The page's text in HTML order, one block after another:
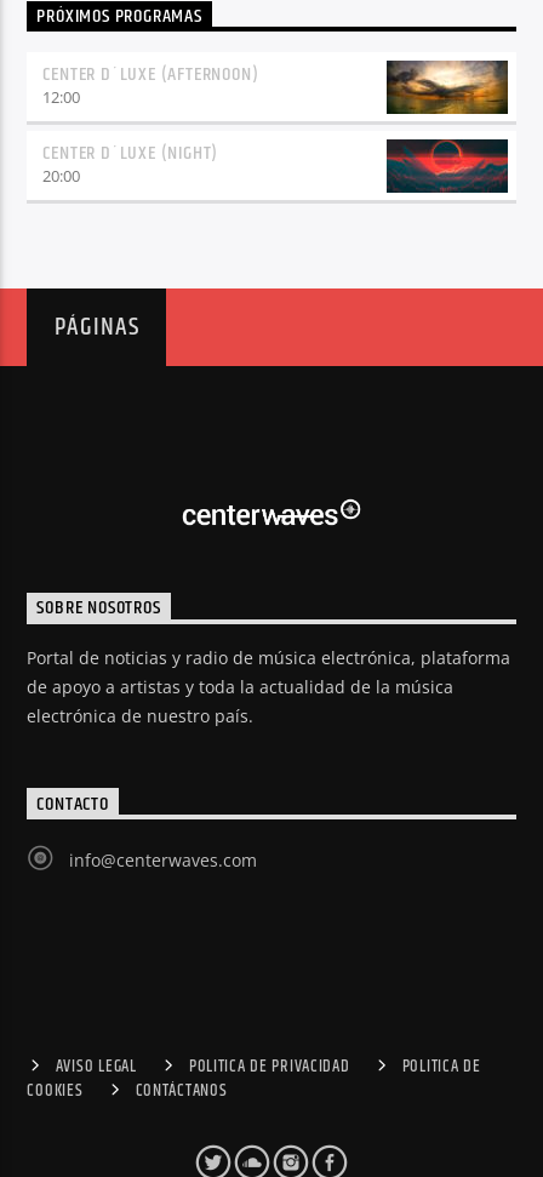
PRÓXIMOS PROGRAMAS
CENTER D´LUXE (AFTERNOON)
12:00
CENTER D´LUXE (NIGHT)
20:00
PÁGINAS
SOBRE NOSOTROS
Portal de noticias y radio de música electrónica, plataforma
de apoyo a artistas y toda la actualidad de la música
electrónica de nuestro país.
CONTACTO
info@centerwaves.com
AVISO LEGAL POLITICA DE PRIVACIDAD
POLITICA DE
COOKIES
CONTÁCTANOS